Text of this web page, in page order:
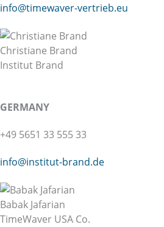
info@timewaver-vertrieb.eu
Christiane Brand
Institut Brand
GERMANY
+49 5651 33 555 33
info@institut-brand.de
Babak Jafarian
TimeWaver USA Co.